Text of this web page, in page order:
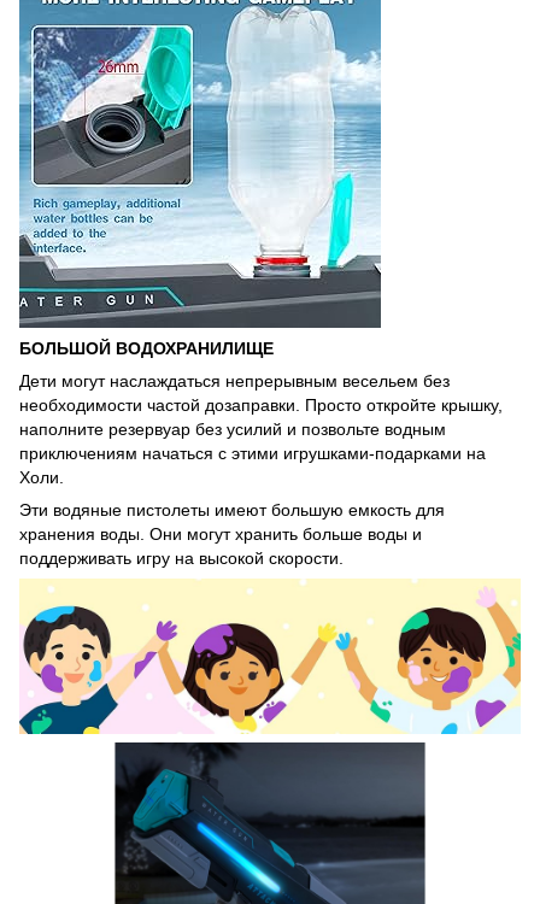
БОЛЬШОЙ ВОДОХРАНИЛИЩЕ
Дети могут наслаждаться непрерывным весельем без
необходимости частой дозаправки. Просто откройте крышку,
наполните резервуар без усилий и позвольте водным
приключениям начаться с этими игрушками-подарками на
Холи.
Эти водяные пистолеты имеют большую емкость для
хранения воды. Они могут хранить больше воды и
поддерживать игру на высокой скорости.